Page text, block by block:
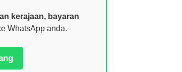
kerajaan, bayaran
WhatsApp anda.